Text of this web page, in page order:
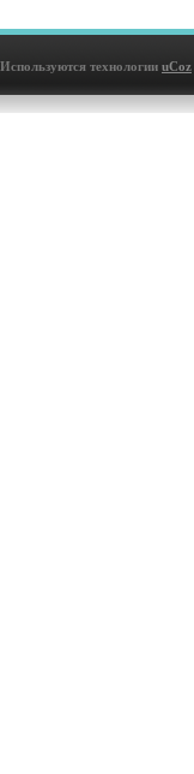
Используются технологии uCoz